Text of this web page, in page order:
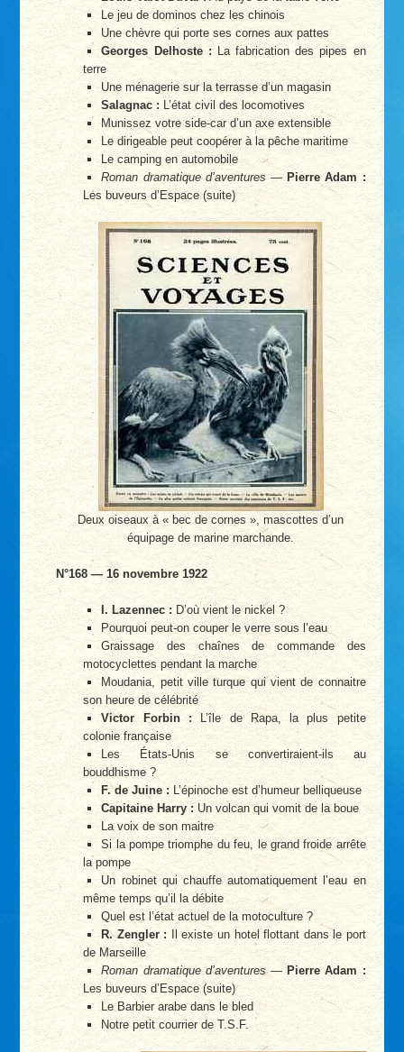
Le jeu de dominos chez les chinois
Une chèvre qui porte ses cornes aux pattes
Georges Delhoste :La fabrication des pipes en
terre
Une ménagerie sur la terrasse d’un magasin
Salagnac : L’état civil des locomotives
Munissez votre side-car d’un axe extensible
Le dirigeable peut coopérer à la pêche maritime
Le camping en automobile
Roman dramatique d’aventures — Pierre Adam :
Les buveurs d’Espace (suite)
Deux oiseaux à « bec de cornes », mascottes d’un
équipage de marine marchande.
N°168 — 16 novembre 1922
I. Lazennec :D’où vient le nickel ?
Pourquoi peut-on couper le verre sous l’eau
Graissage des chaînes de commande des
motocyclettes pendant la marche
Moudania, petit ville turque qui vient de connaitre
son heure de célébrité
Victor Forbin :L’île de Rapa, la plus petite
colonie française
Les États-Unis se convertiraient-ils au
bouddhisme ?
F. de Juine : L’épinoche est d’humeur belliqueuse
Capitaine Harry :Un volcan qui vomit de la boue
La voix de son maitre
Si la pompe triomphe du feu, le grand froide arrête
la pompe
Un robinet qui chauffe automatiquement l’eau en
même temps qu’il la débite
Quel est l’état actuel de la motoculture ?
R. Zengler : Il existe un hotel flottant dans le port
de Marseille
Roman dramatique d’aventures—Pierre Adam :
Les buveurs d’Espace (suite)
Le Barbier arabe dans le bled
Notre petit courrier de T.S.F.